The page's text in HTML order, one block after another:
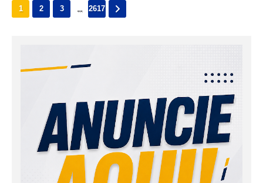
1 2 3 ... 2617